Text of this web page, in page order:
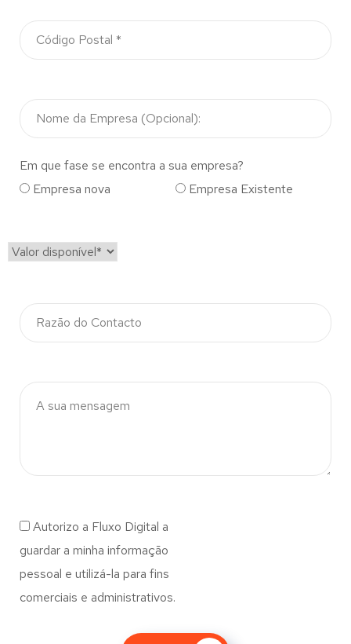
Em que fase se encontra a sua empresa?
Empresa nova
Empresa Existente
Autorizo a Fluxo Digital a
guardar a minha informação
pessoal e utilizá-la para fins
comerciais e administrativos.